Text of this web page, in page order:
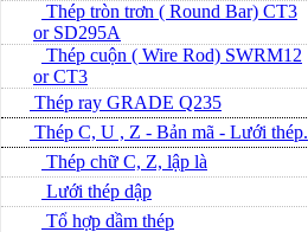
Thép tròn trơn ( Round Bar) CT3
or SD295A
Thép cuộn ( Wire Rod) SWRM12
or CT3
Thép ray GRADE Q235
Thép C, U , Z - Bản mã - L­ưới thép.
Thép chữ C, Z, lập là
Lưới thép dập
Tổ hợp dầm thép